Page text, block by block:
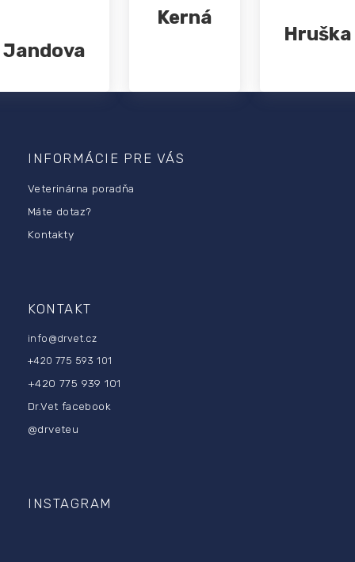
Jandova
Kerná
Hruška
INFORMÁCIE PRE VÁS
Veterinárna poradňa
Máte dotaz?
Kontakty
KONTAKT
info @drvet.cz
+420 775 593 101
+420 775 939 101
Dr.Vet facebook
@drveteu
INSTAGRAM